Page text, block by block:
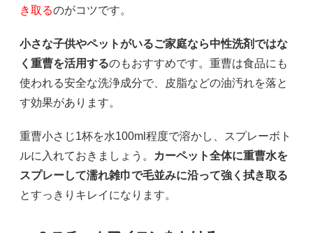
き取るのがコツです。
小さな子供やペットがいるご家庭なら中性洗剤ではな
く重曹を活用するのもおすすめです。重曹は食品にも
使われる安全な洗浄成分で、皮脂などの油汚れを落と
す効果があります。
重曹小さじ1杯を水100ml程度で溶かし、スプレーボト
ルに入れておきましょう。
カーペット全体に重曹水を
スプレーして濡れ雑巾で毛並みに沿って強く拭き取る
とすっきりキレイになります。